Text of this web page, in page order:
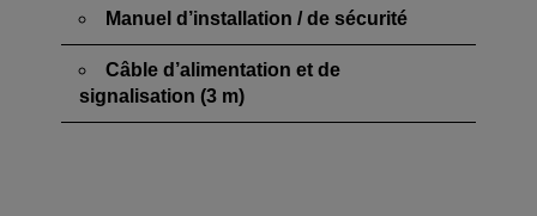
Manuel d’installation / de sécurité
Câble d’alimentation et de
signalisation (3 m)